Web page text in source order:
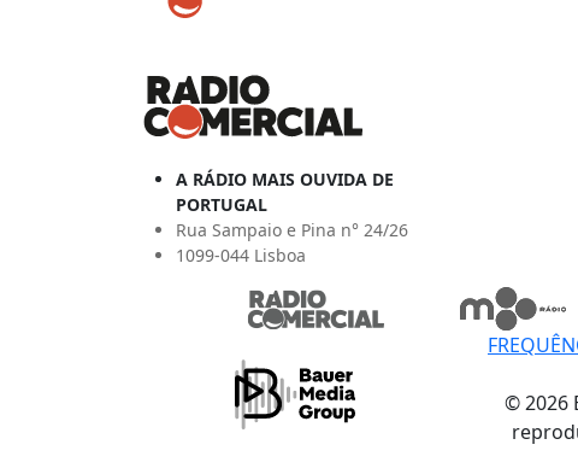
A RÁDIO MAIS OUVIDA DE
PORTUGAL
Rua Sampaio e Pina n° 24/26
1099-044 Lisboa
© 2026